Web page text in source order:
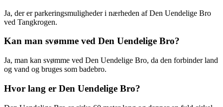
Ja, der er parkeringsmuligheder i nærheden af Den Uendelige Bro
ved Tangkrogen.
Kan man svømme ved Den Uendelige Bro?
Ja, man kan svømme ved Den Uendelige Bro, da den forbinder land
og vand og bruges som badebro.
Hvor lang er Den Uendelige Bro?